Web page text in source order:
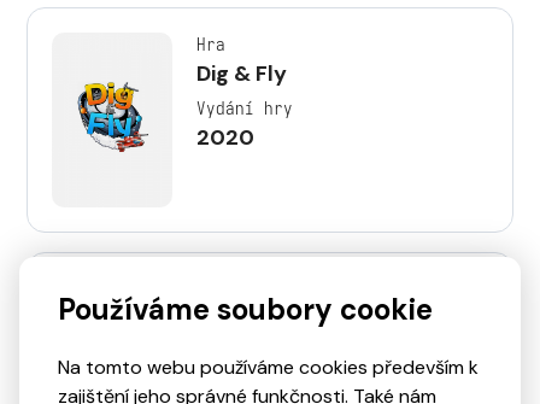
Hra
Dig & Fly
Vydání hry
2020
Cartoon Strike
2020
Používáme soubory cookie
Na tomto webu používáme cookies především k
zajištění jeho správné funkčnosti. Také nám